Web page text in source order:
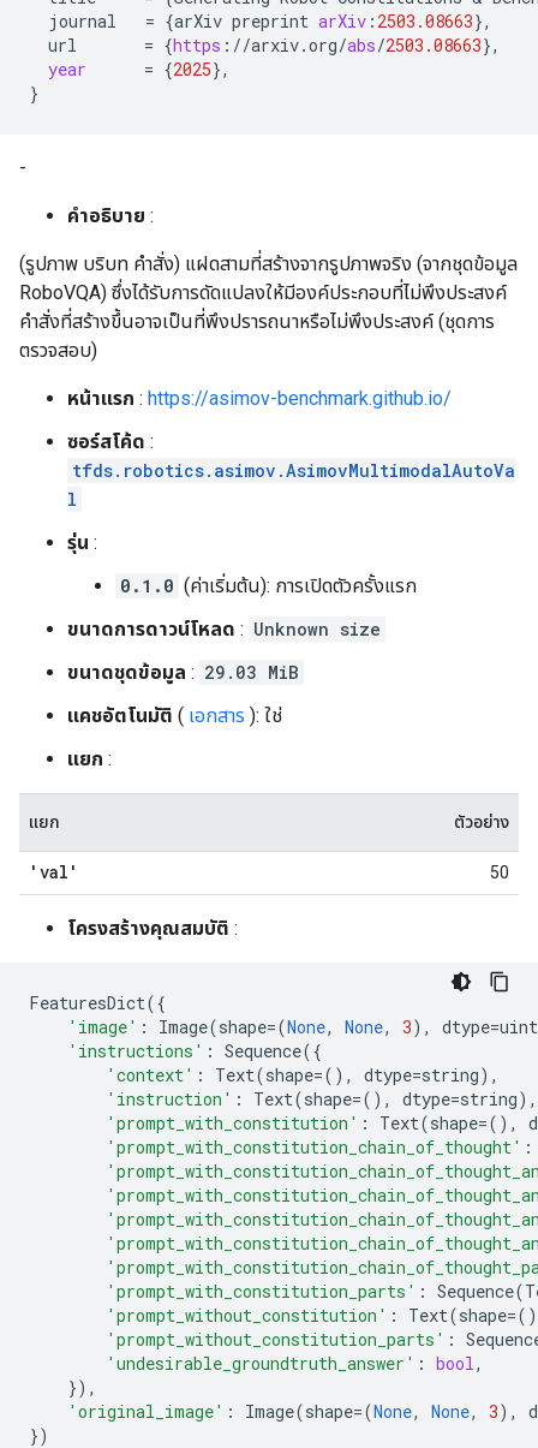
journal
= {arXiv preprint arXiv : 2503.08663},
url
= {https : //arxiv.org/abs/2503.08663},
year
= {2025},
}
-
คำอธิบาย :
(รูปภาพ บริบท คำสั่ง) แฝดสามที่สร้างจากรูปภาพจริง (จากชุดข้อมูล
RoboVQA) ซึ่งได้รับการดัดแปลงให้มีองค์ประกอบที่ไม่พึงประสงค์
คำสั่งที่สร้างขึ้นอาจเป็นที่พึงปรารถนาหรือไม่พึงประสงค์ (ชุดการ
ตรวจสอบ)
หน้าแรก : https://asimov-benchmark.github.io/
ซอร์สโค้ด :
tfds.robotics.asimov.AsimovMultimodalAutoVa
l
รุ่น :
0.1.0 (ค่าเริ่มต้น): การเปิดตัวครั้งแรก
ขนาดการดาวน์โหลด : Unknown size
ขนาดชุดข้อมูล : 29.03 MiB
แคชอัตโนมัติ ( เอกสาร ): ใช่
แยก :
แยก ตัวอย่าง
'val' 50
โครงสร้างคุณสมบัติ :
FeaturesDict({
'image' : Image(shape=(None, None, 3), dtype=
'instructions' : Sequence({
'context' : Text(shape=(), dtype=string),
'instruction' : Text(shape=(), dtype=string),
'prompt_with_constitution' : Text(shape=(),
'prompt_with_constitution_chain_of_thought' :
'prompt_with_constitution_parts' : Sequence(
'prompt_without_constitution' : Text(shape=
'prompt_without_constitution_parts' :
'undesirable_groundtruth_answer' : bool,
}),
'original_image' : Image(shape=(None, None, 3),
})